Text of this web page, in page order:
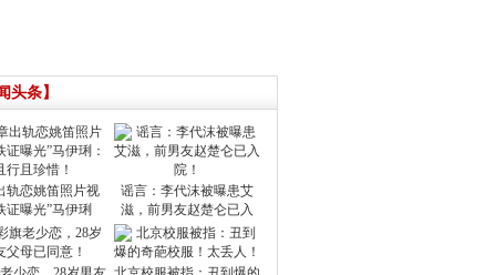
头条】
轨恋姚笛照片视
证曝光”马伊琍
谣言：李代沫被曝患艾
滋，前男友赵楚仑已入